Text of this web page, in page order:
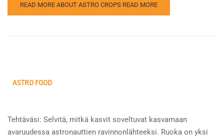
READ MORE ABOUT ASTRO CROPS READ MORE
ASTRO FOOD
Tehtäväsi: Selvitä, mitkä kasvit soveltuvat kasvamaan
avaruudessa astronauttien ravinnonlähteeksi. Ruoka on yksi